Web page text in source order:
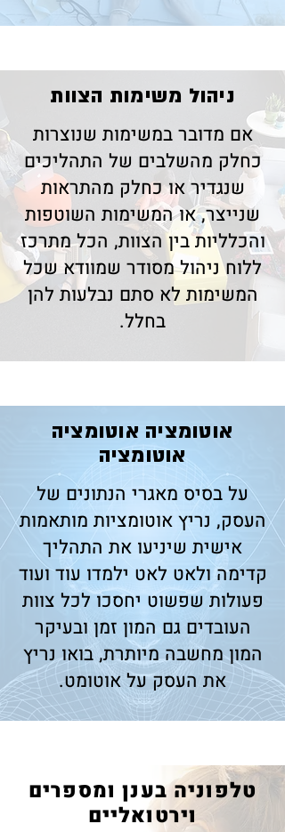
​ניהול משימות הצוות
אם מדובר במשימות שנוצרות
כחלק מהשלבים של התהליכים
שנגדיר או כחלק מהתראות
שנייצר, או המשימות השוטפות
והכלליות בין הצוות, הכל מתרכז
ללוח ניהול מסודר שמוודא שכל
המשימות לא סתם נבלעות להן
בחלל.
​אוטומציה אוטומציה
אוטומציה
על בסיס מאגרי הנתונים של
העסק, נריץ אוטומציות מותאמות
אישית שיניעו את התהליך
קדימה ולאט לאט ילמדו עוד ועוד
פעולות שפשוט יחסכו לכל צוות
העובדים גם המון זמן ובעיקר
המון מחשבה מיותרת, בואו נריץ
את העסק על אוטומט.
טלפוניה בענן ומספרים
וירטואליים